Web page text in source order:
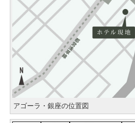
アゴーラ・銀座の位置図